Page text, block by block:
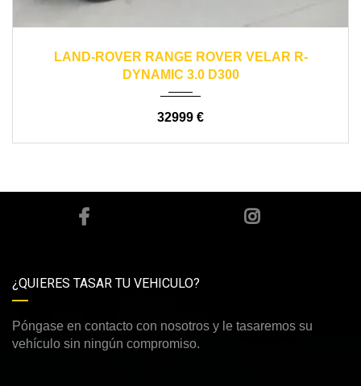
LAND-ROVER RANGE ROVER VELAR R-
DYNAMIC 3.0 D300
32999 €
¿QUIERES TASAR TU VEHICULO?
Póngase en contacto con nosotros y le tasaremos su
vehículo sin ningún compromiso.